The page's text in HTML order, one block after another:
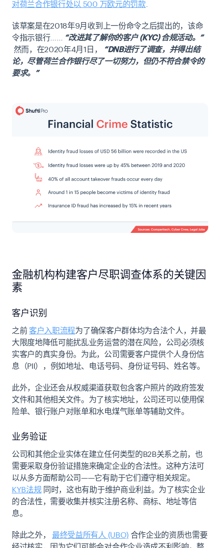
对荷兰合作银行处以 500 万欧元的罚款
该草案是在2018年9月收到上一份命令之后提出的，该命
令指示银行…… “改进其了解你的客户 (KYC) 合规活动。”
然而，在2020年4月1日，
“DNB进行了调查，并得出结
论，尽管荷兰合作银行尽了一切努力，但仍不符合禁令的
要求。”
金融机构构建客户尽职调查体系的关键因
素
客户识别
之前 客户入职流程为了确保客户群体均为合法个人，并最
大限度地降低可能扰乱业务运营的潜在风险，公司必须核
实客户的真实身份。为此，公司需要客户提供个人身份信
息（PII），例如地址、电话号码、身份证号码、姓名等。
此外，企业还会从权威渠道获取包含客户照片的政府签发
文件和其他相关文件。为了核实地址，公司还可以使用保
险单、银行账户对账单和水电煤气账单等辅助文件。
业务验证
公司和其他企业实体在建立任何类型的B2B关系之前，也
需要采取身份验证措施来确定企业的合法性。这种方法可
以从多方面帮助公司——它有助于它们遵守相关规定。
KYB法规同时，这也有助于维护商业利益。为了核实企业
的合法性，需要收集并核实注册名称、商标、地址等信
息。
除此之外，最终受益所有人 (UBO)合作企业的资质也需要